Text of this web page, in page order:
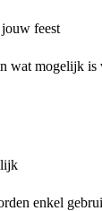
feest
wat mogelijk
enkel